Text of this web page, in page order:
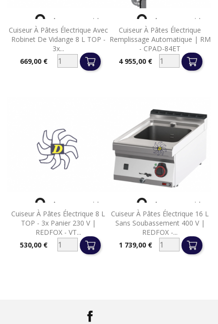
Cuiseur À Pâtes Électrique Avec
Robinet De Vidange 8 L TOP -
3x...
Prix669,00 €
 Aperçu rapide
Cuiseur À Pâtes Électrique
Remplissage Automatique | RM
- CPAD-84ET
Prix4 955,00 €
 Aperçu rapide
Cuiseur À Pâtes Électrique 8 L
TOP - 3x Panier 230 V |
REDFOX - VT...
Prix530,00 €
 Aperçu rapide
Cuiseur À Pâtes Électrique 16 L
Sans Soubassement 400 V |
REDFOX -...
Prix1 739,00 €
 Aperçu rapide